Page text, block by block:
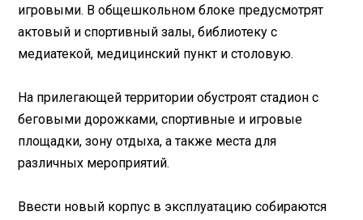
игровыми. В общешкольном блоке предусмотрят
актовый и спортивный залы, библиотеку с
медиатекой, медицинский пункт и столовую.
На прилегающей территории обустроят стадион с
беговыми дорожками, спортивные и игровые
площадки, зону отдыха, а также места для
различных мероприятий.
Ввести новый корпус в эксплуатацию собираются